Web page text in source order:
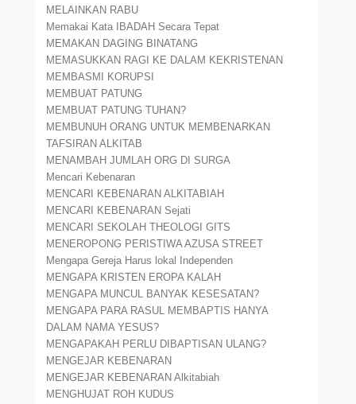
MELAINKAN RABU
Memakai Kata IBADAH Secara Tepat
MEMAKAN DAGING BINATANG
MEMASUKKAN RAGI KE DALAM KEKRISTENAN
MEMBASMI KORUPSI
MEMBUAT PATUNG
MEMBUAT PATUNG TUHAN?
MEMBUNUH ORANG UNTUK MEMBENARKAN
TAFSIRAN ALKITAB
MENAMBAH JUMLAH ORG DI SURGA
Mencari Kebenaran
MENCARI KEBENARAN ALKITABIAH
MENCARI KEBENARAN Sejati
MENCARI SEKOLAH THEOLOGI GITS
MENEROPONG PERISTIWA AZUSA STREET
Mengapa Gereja Harus lokal Independen
MENGAPA KRISTEN EROPA KALAH
MENGAPA MUNCUL BANYAK KESESATAN?
MENGAPA PARA RASUL MEMBAPTIS HANYA
DALAM NAMA YESUS?
MENGAPAKAH PERLU DIBAPTISAN ULANG?
MENGEJAR KEBENARAN
MENGEJAR KEBENARAN Alkitabiah
MENGHUJAT ROH KUDUS